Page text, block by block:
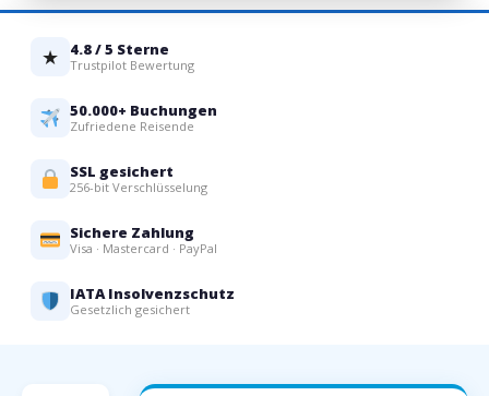
★ 4.8 / 5 Sterne
Trustpilot Bewertung
50.000+ Buchungen
Zufriedene Reisende
SSL gesichert
256-bit Verschlüsselung
Sichere Zahlung
Visa · Mastercard · PayPal
IATA Insolvenzschutz
Gesetzlich gesichert